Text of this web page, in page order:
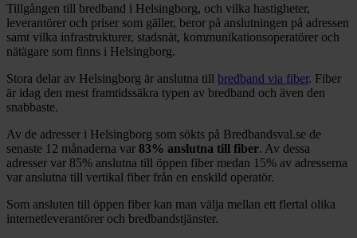
Tillgången till bredband i Helsingborg, och vilka hastigheter,
leverantörer och priser som gäller, beror på anslutningen på adressen
samt vilka infrastrukturer, stadsnät, kommunikationsoperatörer och
nätägare som finns i Helsingborg.
Stora delar av Helsingborg är anslutna till bredband via fiber. Fiber
är idag den mest framtidssäkra typen av bredband och även den
snabbaste.
Av de adresser i Helsingborg som sökts på Bredbandsval.se de
senaste 12 månaderna var 83% anslutna till fiber. Av dessa
adresser var 85% anslutna till öppen fiber medan 15% av adresserna
var anslutna till vertikal fiber från en enskild operatör.
Som ansluten till öppen fiber kan man välja mellan ett flertal olika
internetleverantörer och bredbandstjänster.